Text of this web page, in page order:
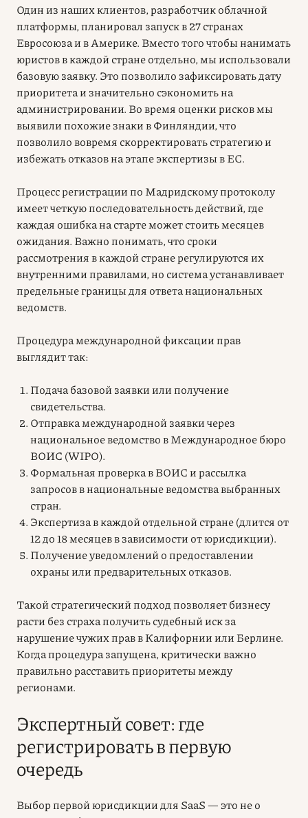
Один из наших клиентов, разработчик облачной
платформы, планировал запуск в 27 странах
Евросоюза и в Америке. Вместо того чтобы нанимать
юристов в каждой стране отдельно, мы использовали
базовую заявку. Это позволило зафиксировать дату
приоритета и значительно сэкономить на
администрировании. Во время оценки рисков мы
выявили похожие знаки в Финляндии, что
позволило вовремя скорректировать стратегию и
избежать отказов на этапе экспертизы в ЕС.
Процесс регистрации по Мадридскому протоколу
имеет четкую последовательность действий, где
каждая ошибка на старте может стоить месяцев
ожидания. Важно понимать, что сроки
рассмотрения в каждой стране регулируются их
внутренними правилами, но система устанавливает
предельные границы для ответа национальных
ведомств.
Процедура международной фиксации прав
выглядит так:
Подача базовой заявки или получение
свидетельства.
Отправка международной заявки через
национальное ведомство в Международное бюро
ВОИС (WIPO).
Формальная проверка в ВОИС и рассылка
запросов в национальные ведомства выбранных
стран.
Экспертиза в каждой отдельной стране (длится от
12 до 18 месяцев в зависимости от юрисдикции).
Получение уведомлений о предоставлении
охраны или предварительных отказов.
Такой стратегический подход позволяет бизнесу
расти без страха получить судебный иск за
нарушение чужих прав в Калифорнии или Берлине.
Когда процедура запущена, критически важно
правильно расставить приоритеты между
регионами.
Экспертный совет: где
регистрировать в первую
очередь
Выбор первой юрисдикции для SaaS — это не о